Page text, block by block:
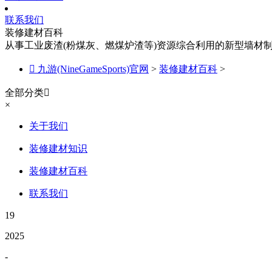
联系我们
装修建材百科
从事工业废渣(粉煤灰、燃煤炉渣等)资源综合利用的新型墙材
 九游(NineGameSports)官网 > 装修建材百科 >
全部分类
×
关于我们
装修建材知识
装修建材百科
联系我们
19
2025
-